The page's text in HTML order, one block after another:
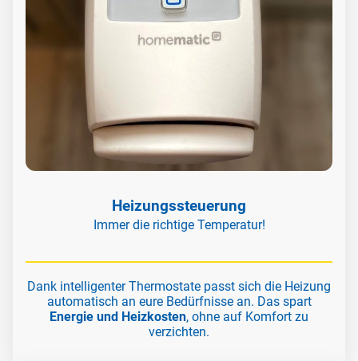
Heizungssteuerung
Immer die richtige Temperatur!
Dank intelligenter Thermostate passt sich die Heizung
automatisch an eure Bedürfnisse an. Das spart
Energie und Heizkosten, ohne auf Komfort zu
verzichten.